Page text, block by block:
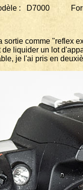
Format
comme "reflex
liquider un lot
je l'ai pris en